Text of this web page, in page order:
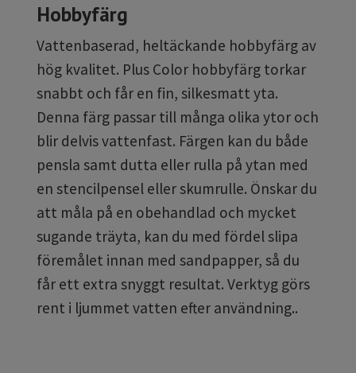
Hobbyfärg
Vattenbaserad, heltäckande hobbyfärg av
hög kvalitet. Plus Color hobbyfärg torkar
snabbt och får en fin, silkesmatt yta.
Denna färg passar till många olika ytor och
blir delvis vattenfast. Färgen kan du både
pensla samt dutta eller rulla på ytan med
en stencilpensel eller skumrulle. Önskar du
att måla på en obehandlad och mycket
sugande träyta, kan du med fördel slipa
föremålet innan med sandpapper, så du
får ett extra snyggt resultat. Verktyg görs
rent i ljummet vatten efter användning..